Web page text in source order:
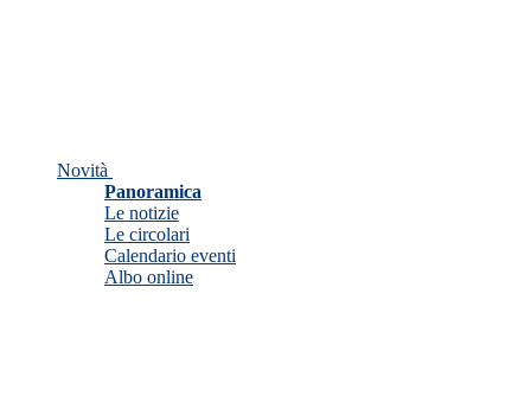
Novità
Panoramica
Le notizie
Le circolari
Calendario eventi
Albo online